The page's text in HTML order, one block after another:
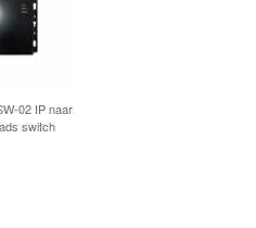
02 IP naar
switch